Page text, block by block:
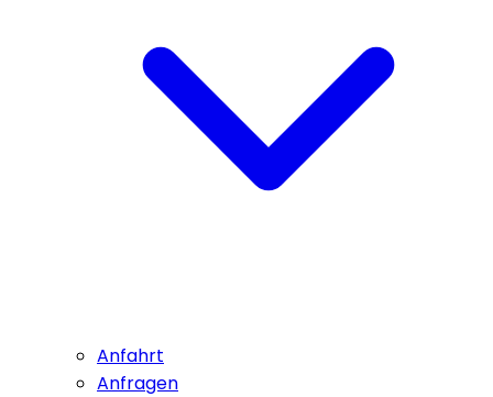
Anfahrt
Anfragen